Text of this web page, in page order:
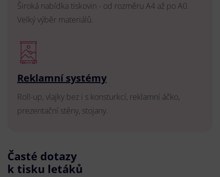
Široká nabídka tiskovin - od rozměru A4 až po A0.
Velký výběr materiálů.
Reklamní systémy
Roll-up, vlajky bez i s konsturkcí, reklamní áčko,
prezentační stěny, stojany.
Časté dotazy
k tisku letáků